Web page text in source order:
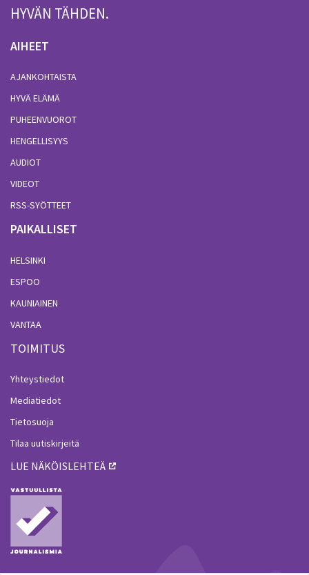
HYVÄN TÄHDEN.
AIHEET
AJANKOHTAISTA
HYVÄ ELÄMÄ
PUHEENVUOROT
HENGELLISYYS
AUDIOT
VIDEOT
RSS-SYÖTTEET
PAIKALLISET
HELSINKI
ESPOO
KAUNIAINEN
VANTAA
TOIMITUS
Yhteystiedot
Mediatiedot
Tietosuoja
Tilaa uutiskirjeitä
LUE NÄKÖISLEHTEÄ